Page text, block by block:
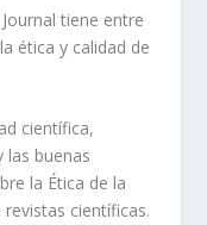
tiene entre
ética y calidad de
científica,
las buenas
la Ética de la
revistas científicas.